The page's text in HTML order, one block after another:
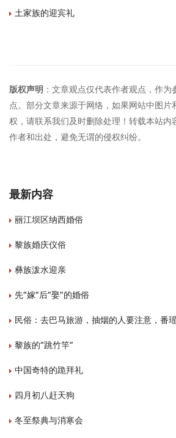
土家族的迎宾礼
版权声明 ：文章观点仅代表作者观点，作
点。部分文章来源于网络，如果网站中图片
权，请联系我们及时删除处理！转载本站内
作者和出处，避免无谓的侵权纠纷。
最新内容
丽江坝区纳西婚俗
黎族婚庆仪俗
彝族泼水迎亲
先“嫁”后“娶”的婚俗
民俗：去巴马旅游，抽烟的人要注意，番
黎族的“跳竹竿”
中国奇特的跪拜礼
四月初八赶天狗
冬至祭典与消寒会